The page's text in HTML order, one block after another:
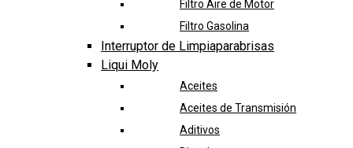
Filtro Aire de Motor
Filtro Gasolina
Interruptor de Limpiaparabrisas
Liqui Moly
Aceites
Aceites de Transmisión
Aditivos